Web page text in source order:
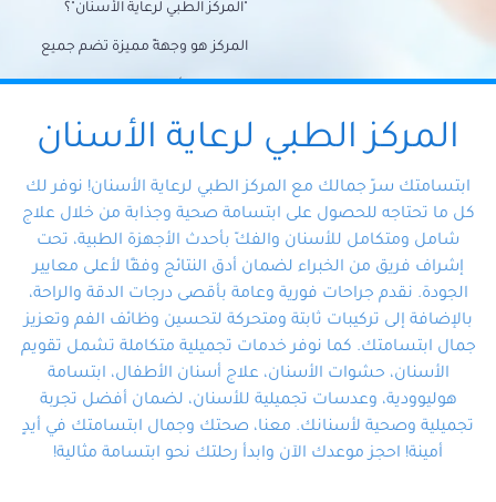
"المركز الطبي لرعاية الأسنان"؟
المركز هو وجهةً مميزة تضم جميع
احتياجات الأسنان تحت سقف واحد،
وتضمن لك حلاً شاملًا لجميع
المتخصص ذوي الخبرة، ستجد نفسك
في أيد أمينة تلبي احتياجاتك بكل
احترافية ودقة.
المركز الطبي لرعاية الأسنان
ابتسامتك سرّ جمالك مع المركز الطبي لرعاية الأسنان! نوفر لك
كل ما تحتاجه للحصول على ابتسامة صحية وجذابة من خلال علاج
شامل ومتكامل للأسنان والفكّ بأحدث الأجهزة الطبية، تحت
إشراف فريق من الخبراء لضمان أدق النتائج وفقًا لأعلى معايير
الجودة. نقدم جراحات فورية وعامة بأقصى درجات الدقة والراحة،
بالإضافة إلى تركيبات ثابتة ومتحركة لتحسين وظائف الفم وتعزيز
جمال ابتسامتك. كما نوفر خدمات تجميلية متكاملة تشمل تقويم
الأسنان، حشوات الأسنان، علاج أسنان الأطفال، ابتسامة
هوليوودية، وعدسات تجميلية للأسنان، لضمان أفضل تجربة
تجميلية وصحية لأسنانك. معنا، صحتك وجمال ابتسامتك في أيدٍ
أمينة! احجز موعدك الآن وابدأ رحلتك نحو ابتسامة مثالية!